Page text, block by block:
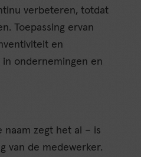
verbeteren, totdat
Toepassing ervan
en
in ondernemingen en
naam zegt het al – is
van de medewerker.